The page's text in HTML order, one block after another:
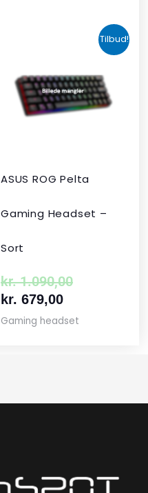
Tilbud!
ASUS ROG Pelta
Gaming Headset –
Sort
kr.1.090,00
oprindelige
pris
var:
kr.
kr. 679,00
aktuelle
pris
er:
kr. 679,00.
Gaming headset